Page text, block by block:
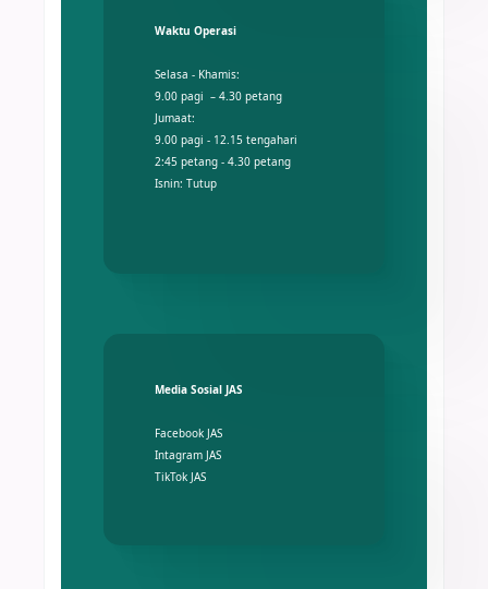
Waktu Operasi
Selasa - Khamis:
9.00 pagi – 4.30 petang
Jumaat:
9.00 pagi - 12.15 tengahari
2:45 petang - 4.30 petang
Isnin: Tutup
Media Sosial JAS
Facebook JAS
Intagram JAS
TikTok JAS